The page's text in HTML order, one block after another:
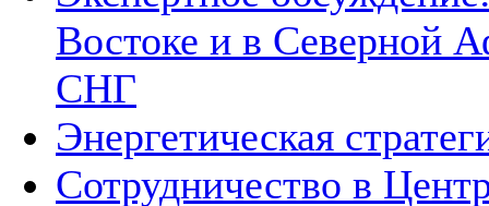
Востоке и в Северной
СНГ
Энергетическая
Сотрудничество в